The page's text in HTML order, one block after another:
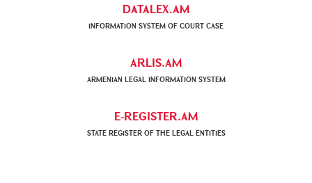
DATALEX.AM
INFORMATION SYSTEM OF COURT CASE
ARLIS.AM
ARMENIAN LEGAL INFORMATION SYSTEM
E-REGISTER.AM
STATE REGISTER OF THE LEGAL ENTITIES